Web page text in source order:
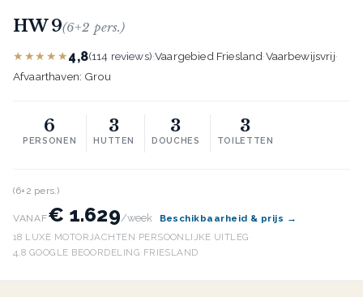
HW 9(6+2 pers.)
★★★★★4,8(114 reviews)·Vaargebied Friesland·Vaarbewijsvrij·
Afvaarthaven: Grou
6
PERSONEN
3
HUTTEN
3
DOUCHES
3
TOILETTEN
(6+2 pers.)
VANAF€ 1.629/week
Beschikbaarheid & prijs →
18 LUXE MOTORJACHTEN· PERSOONLIJKE UITLEG·
4,8 GOOGLE BEOORDELING· FRIESLAND